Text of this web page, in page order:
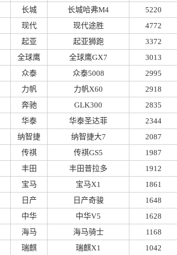
长城 长城哈弗M4 5220
现代 现代途胜 4772
起亚 起亚狮跑 3372
全球鹰 全球鹰GX7 3013
众泰 众泰5008 2995
力帆 力帆X60 2918
奔驰 GLK300 2835
华泰 华泰圣达菲 2344
纳智捷 纳智捷大7 2087
传祺 传祺GS5 1987
丰田 丰田普拉多 1912
宝马 宝马X1 1861
日产 日产奇骏 1648
中华 中华V5 1628
海马 海马骑士 1168
瑞麒 瑞麒X1 1042